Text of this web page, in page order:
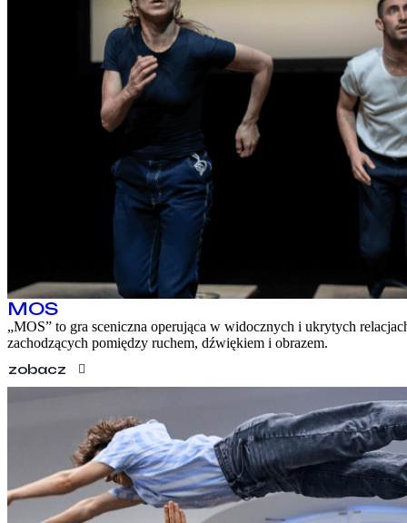
PROGRAM
WARSZTATY
O FESTIWALU
KONTAKT
EN
MOS
„MOS” to gra sceniczna operująca w widocznych i ukrytych
zachodzących pomiędzy ruchem, dźwiękiem i obrazem.
zobacz